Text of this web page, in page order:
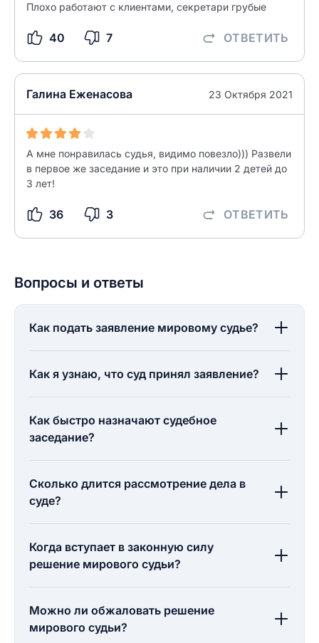
Плохо работают с клиентами, секретари грубые
40 7 ОТВЕТИТЬ
Галина Еженасова 23 Октября 2021
А мне понравилась судья, видимо повезло))) Развели
в первое же заседание и это при наличии 2 детей до
3 лет!
36 3 ОТВЕТИТЬ
Вопросы и ответы
Как подать заявление мировому судье?
Как я узнаю, что суд принял заявление?
Как быстро назначают судебное
заседание?
Сколько длится рассмотрение дела в
суде?
Когда вступает в законную силу
решение мирового судьи?
Можно ли обжаловать решение
мирового судьи?